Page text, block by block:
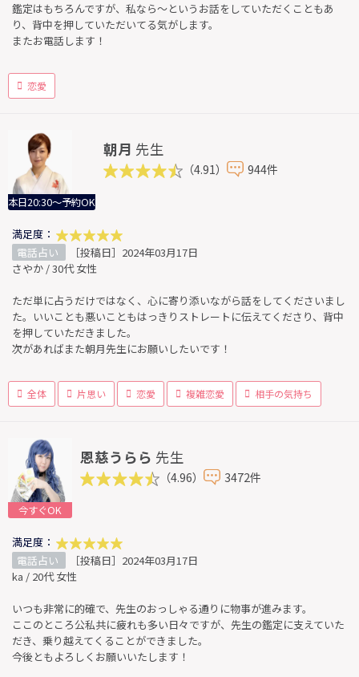
鑑定はもちろんですが、私なら〜というお話をしていただくこともあ
り、背中を押していただいてる気がします。
またお電話します！
恋愛
本日20:30～予約OK
朝月 先生
（4.91） 944件
満足度：
電話占い
［投稿日］2024年03月17日
さやか / 30代 女性
ただ単に占うだけではなく、心に寄り添いながら話をしてくださいまし
た。いいことも悪いこともはっきりストレートに伝えてくださり、背中
を押していただきました。
次があればまた朝月先生にお願いしたいです！
全体 片思い 恋愛 複雑恋愛 相手の気持ち
今すぐOK
恩慈うらら 先生
（4.96） 3472件
満足度：
電話占い
［投稿日］2024年03月17日
ka / 20代 女性
いつも非常に的確で、先生のおっしゃる通りに物事が進みます。
ここのところ公私共に疲れも多い日々ですが、先生の鑑定に支えていた
だき、乗り越えてくることができました。
今後ともよろしくお願いいたします！